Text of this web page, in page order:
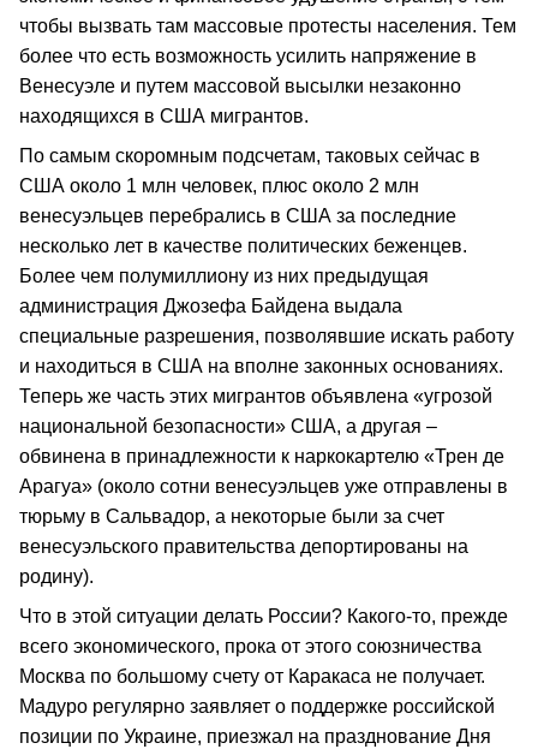
чтобы вызвать там массовые протесты населения. Тем
более что есть возможность усилить напряжение в
Венесуэле и путем массовой высылки незаконно
находящихся в США мигрантов.
По самым скоромным подсчетам, таковых сейчас в
США около 1 млн человек, плюс около 2 млн
венесуэльцев перебрались в США за последние
несколько лет в качестве политических беженцев.
Более чем полумиллиону из них предыдущая
администрация Джозефа Байдена выдала
специальные разрешения, позволявшие искать работу
и находиться в США на вполне законных основаниях.
Теперь же часть этих мигрантов объявлена «угрозой
национальной безопасности» США, а другая –
обвинена в принадлежности к наркокартелю «Трен де
Арагуа» (около сотни венесуэльцев уже отправлены в
тюрьму в Сальвадор, а некоторые были за счет
венесуэльского правительства депортированы на
родину).
Что в этой ситуации делать России? Какого-то, прежде
всего экономического, прока от этого союзничества
Москва по большому счету от Каракаса не получает.
Мадуро регулярно заявляет о поддержке российской
позиции по Украине, приезжал на празднование Дня